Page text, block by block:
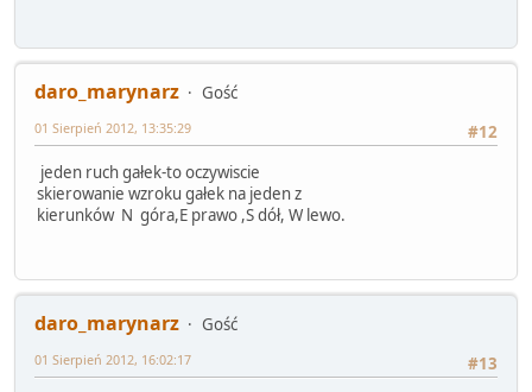
daro_marynarz
Gość
#12
01 Sierpień 2012, 13:35:29
jeden ruch gałek-to oczywiscie
skierowanie wzroku gałek na jeden z
kierunków N góra,E prawo ,S dół, W lewo.
daro_marynarz
Gość
#13
01 Sierpień 2012, 16:02:17